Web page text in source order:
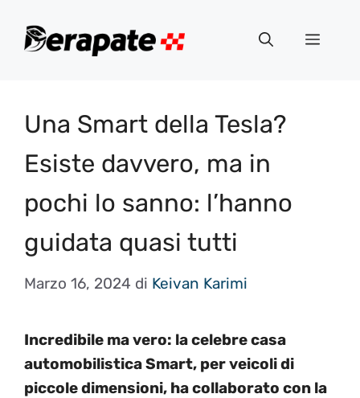
Menu
Una Smart della Tesla?
Esiste davvero, ma in
pochi lo sanno: l’hanno
guidata quasi tutti
Marzo 16, 2024 di Keivan Karimi
Incredibile ma vero: la celebre casa
automobilistica Smart, per veicoli di
piccole dimensioni, ha collaborato con la